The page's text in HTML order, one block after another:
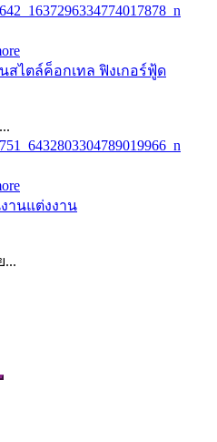
สไตล์ค็อกเทล ฟิงเกอร์ฟู้ด
านแต่งงาน
...